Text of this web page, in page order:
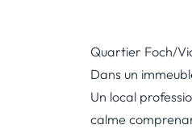
Quartier Foch/
Dans un
Un local
calme